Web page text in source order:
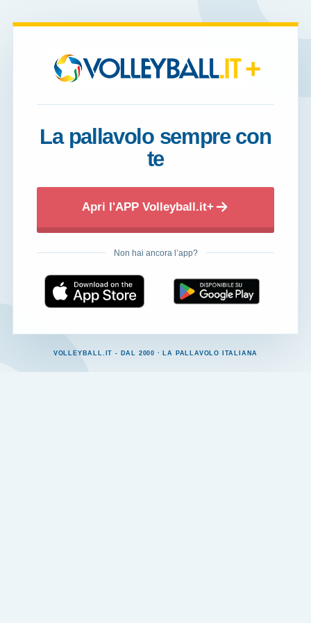
+
La pallavolo sempre con
te
Apri l'APP Volleyball.it+
Non hai ancora l’app?
VOLLEYBALL.IT - DAL 2000 · LA PALLAVOLO ITALIANA